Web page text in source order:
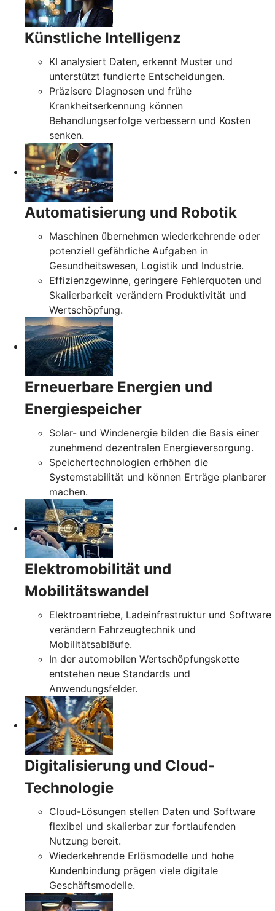
Künstliche Intelligenz
KI analysiert Daten, erkennt Muster und
unterstützt fundierte Entscheidungen.
Präzisere Diagnosen und frühe
Krankheitserkennung können
Behandlungserfolge verbessern und Kosten
senken.
Automatisierung und Robotik
Maschinen übernehmen wiederkehrende oder
potenziell gefährliche Aufgaben in
Gesundheitswesen, Logistik und Industrie.
Effizienzgewinne, geringere Fehlerquoten und
Skalierbarkeit verändern Produktivität und
Wertschöpfung.
Erneuerbare Energien und
Energiespeicher
Solar- und Windenergie bilden die Basis einer
zunehmend dezentralen Energieversorgung.
Speichertechnologien erhöhen die
Systemstabilität und können Erträge planbarer
machen.
Elektromobilität und
Mobilitätswandel
Elektroantriebe, Ladeinfrastruktur und Software
verändern Fahrzeugtechnik und
Mobilitätsabläufe.
In der automobilen Wertschöpfungskette
entstehen neue Standards und
Anwendungsfelder.
Digitalisierung und Cloud-
Technologie
Cloud-Lösungen stellen Daten und Software
flexibel und skalierbar zur fortlaufenden
Nutzung bereit.
Wiederkehrende Erlösmodelle und hohe
Kundenbindung prägen viele digitale
Geschäftsmodelle.